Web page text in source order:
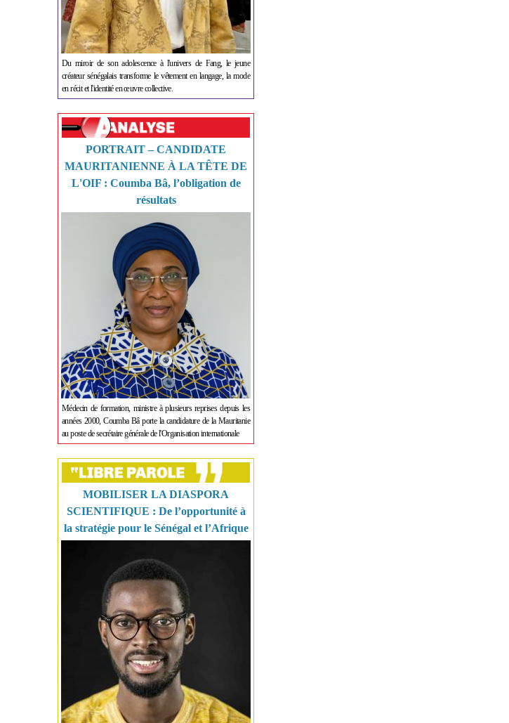
Du miroir de son adolescence à l'univers de Fang, le jeune
créateur sénégalais transforme le vêtement en langage, la mode
en récit et l'identité en œuvre collective.
PORTRAIT – CANDIDATE
MAURITANIENNE À LA TÊTE DE
L'OIF : Coumba Bâ, l’obligation de
résultats
Médecin de formation, ministre à plusieurs reprises depuis les
années 2000, Coumba Bâ porte la candidature de la Mauritanie
au poste de secrétaire générale de l'Organisation internationale
MOBILISER LA DIASPORA
SCIENTIFIQUE : De l’opportunité à
la stratégie pour le Sénégal et l’Afrique